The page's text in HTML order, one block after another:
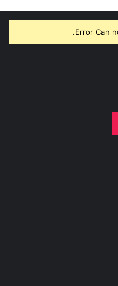
Error Can